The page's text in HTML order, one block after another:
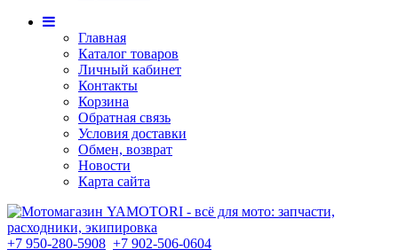
Главная
Каталог товаров
Личный кабинет
Контакты
Корзина
Обратная связь
Условия доставки
Обмен, возврат
Новости
Карта сайта
+7 950-280-5908 +7 902-506-0604